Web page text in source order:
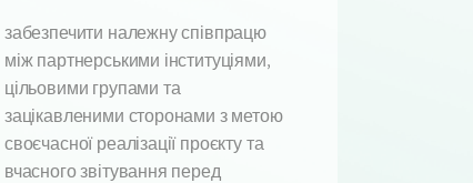
забезпечити належну співпрацю
між партнерськими інституціями,
цільовими групами та
зацікавленими сторонами з метою
своєчасної реалізації проєкту та
вчасного звітування перед